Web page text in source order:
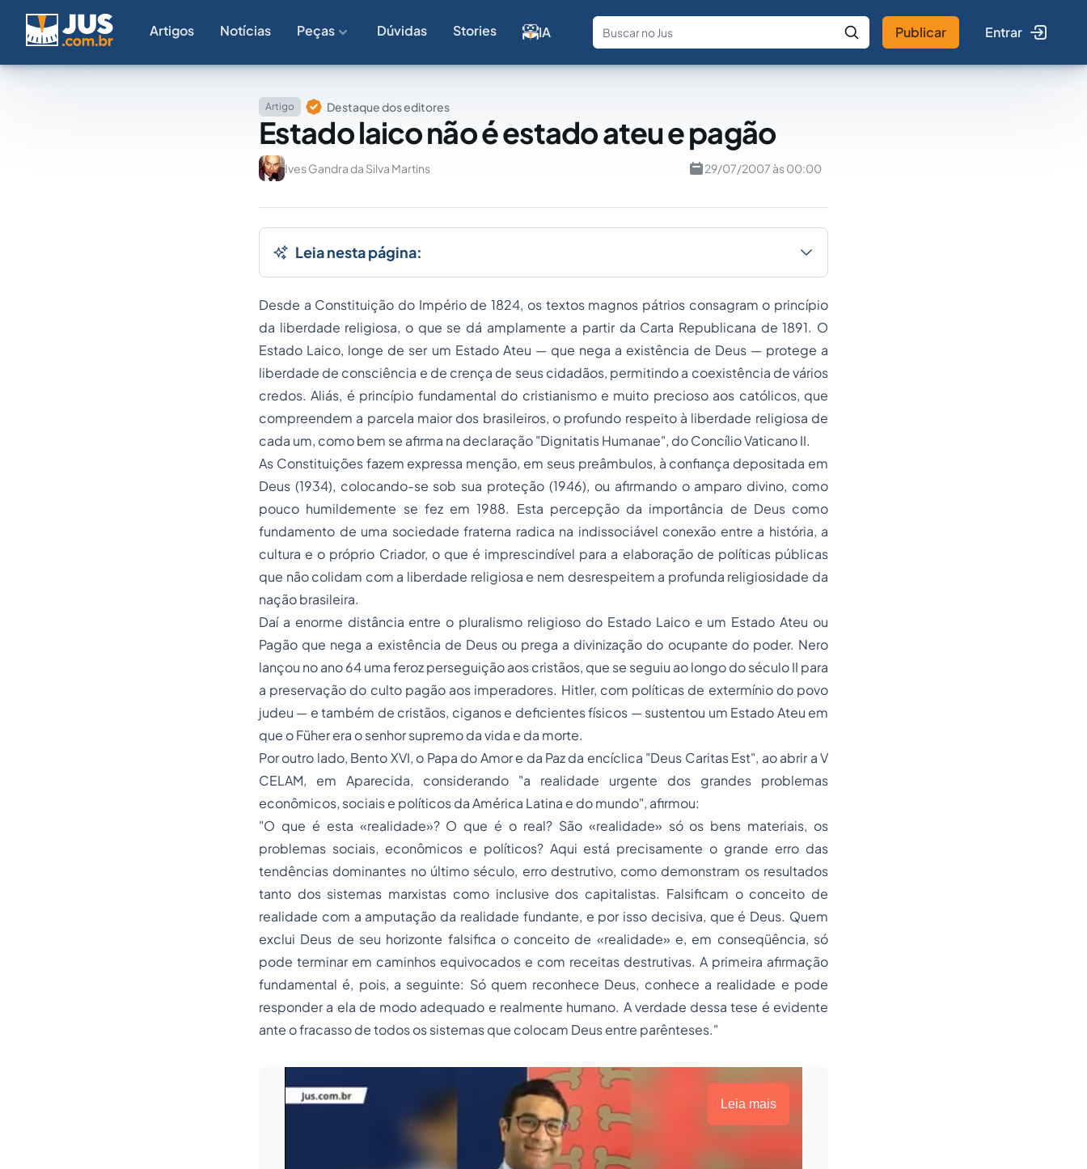
Artigos Notícias Peças Dúvidas Stories IA
Fale com a IA Buscar no Jus
Publicar Entrar
Artigo Destaque dos editores
Estado laico não é estado ateu e pagão
Ives Gandra da Silva Martins 29/07/2007 às 00:00
Leia nesta página:
Desde a Constituição do Império de 1824, os textos magnos pátrios consagram o princípio
da liberdade religiosa, o que se dá amplamente a partir da Carta Republicana de 1891. O
Estado Laico, longe de ser um Estado Ateu — que nega a existência de Deus — protege a
liberdade de consciência e de crença de seus cidadãos, permitindo a coexistência de vários
credos. Aliás, é princípio fundamental do cristianismo e muito precioso aos católicos, que
compreendem a parcela maior dos brasileiros, o profundo respeito à liberdade religiosa de
cada um, como bem se afirma na declaração"Dignitatis Humanae", do Concílio Vaticano II.
As Constituições fazem expressa menção, em seus preâmbulos, à confiança depositada em
Deus (1934), colocando-se sob sua proteção (1946), ou afirmando o amparo divino, como
pouco humildemente se fez em 1988. Esta percepção da importância de Deus como
fundamento de uma sociedade fraterna radica na indissociável conexão entre a história, a
cultura e o próprio Criador, o que é imprescindível para a elaboração de políticas públicas
que não colidam com a liberdade religiosa e nem desrespeitem a profunda religiosidade da
nação brasileira.
Daí a enorme distância entre o pluralismo religioso do Estado Laico e um Estado Ateu ou
Pagão que nega a existência de Deus ou prega a divinização do ocupante do poder. Nero
lançou no ano 64 uma feroz perseguição aos cristãos, que se seguiu ao longo do século II para
a preservação do culto pagão aos imperadores. Hitler, com políticas de extermínio do povo
judeu — e também de cristãos, ciganos e deficientes físicos — sustentou um Estado Ateu em
que o Füher era o senhor supremo da vida e da morte.
Por outro lado, Bento XVI, o Papa do Amor e da Paz da encíclica "Deus Caritas Est", ao abrir a V
CELAM, em Aparecida, considerando "a realidade urgente dos grandes problemas
econômicos, sociais e políticos da América Latina e do mundo", afirmou:
"O que é esta «realidade»? O que é o real? São «realidade» só os bens materiais, os
problemas sociais, econômicos e políticos? Aqui está precisamente o grande erro das
tendências dominantes no último século, erro destrutivo, como demonstram os resultados
tanto dos sistemas marxistas como inclusive dos capitalistas. Falsificam o conceito de
realidade com a amputação da realidade fundante, e por isso decisiva, que é Deus. Quem
exclui Deus de seu horizonte falsifica o conceito de «realidade» e, em conseqüência, só
pode terminar em caminhos equivocados e com receitas destrutivas. A primeira afirmação
fundamental é, pois, a seguinte: Só quem reconhece Deus, conhece a realidade e pode
responder a ela de modo adequado e realmente humano. A verdade dessa tese é evidente
ante o fracasso de todos os sistemas que colocam Deus entre parênteses."
Leia mais